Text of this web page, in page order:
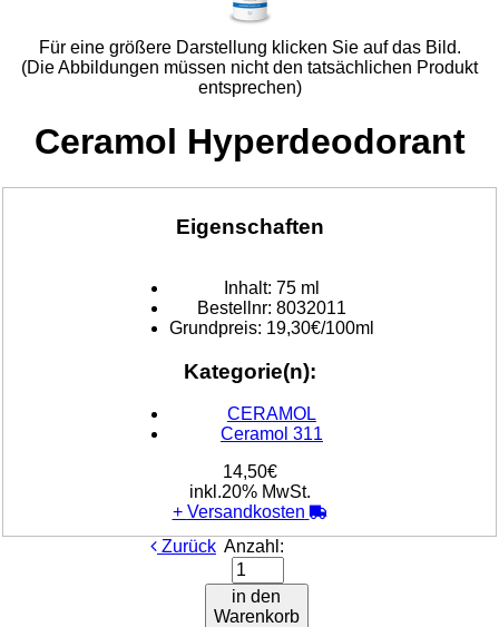
Für eine größere Darstellung klicken Sie auf das Bild.
(Die Abbildungen müssen nicht den tatsächlichen Produkt
entsprechen)
Ceramol Hyperdeodorant
Eigenschaften
Inhalt: 75 ml
Bestellnr: 8032011
Grundpreis: 19,30€/100ml
Kategorie(n):
CERAMOL
Ceramol 311
14,50€
inkl.20% MwSt.
+ Versandkosten
Zurück Anzahl:
in den
Warenkorb